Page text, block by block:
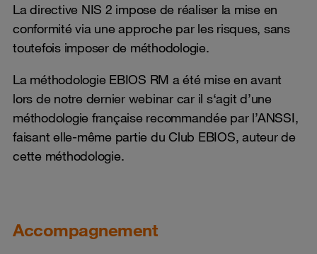
La directive NIS 2 impose de réaliser la mise en
conformité via une approche par les risques, sans
toutefois imposer de méthodologie.
La méthodologie EBIOS RM a été mise en avant
lors de notre dernier webinar car il s‘agit d’une
méthodologie française recommandée par l’ANSSI,
faisant elle-même partie du Club EBIOS, auteur de
cette méthodologie.
Accompagnement